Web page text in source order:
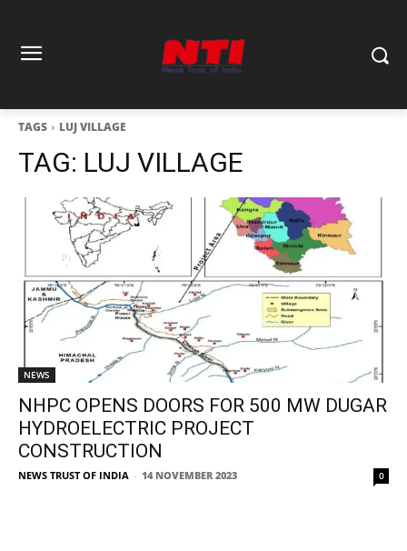
TAGS LUJ VILLAGE
TAG: LUJ VILLAGE
NEWS
NHPC OPENS DOORS FOR 500 MW DUGAR
HYDROELECTRIC PROJECT
CONSTRUCTION
NEWS TRUST OF INDIA - 14 NOVEMBER 2023 0